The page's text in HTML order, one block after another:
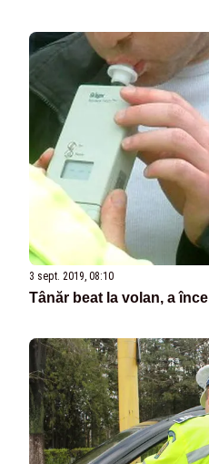
3 sept. 2019, 08:10
Tânăr beat la volan, a